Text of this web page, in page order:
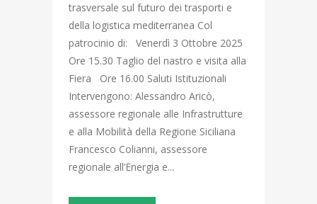
trasversale sul futuro dei trasporti e
della logistica mediterranea Col
patrocinio di: Venerdì 3 Ottobre 2025
Ore 15.30 Taglio del nastro e visita alla
Fiera Ore 16.00 Saluti Istituzionali
Intervengono: Alessandro Aricò,
assessore regionale alle Infrastrutture
e alla Mobilità della Regione Siciliana
Francesco Colianni, assessore
regionale all’Energia e...